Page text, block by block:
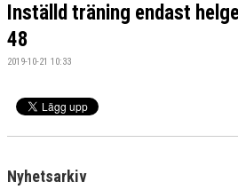
INTRESSEANMÄLAN
GRUPPER OCH TIDER
SPONSRING
Inställd träning endast
48
2019-10-21 10:33
Nyhetsarkiv